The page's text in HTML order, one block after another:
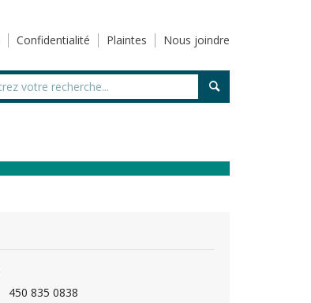
Confidentialité Plaintes Nous joindre
450 835 0838